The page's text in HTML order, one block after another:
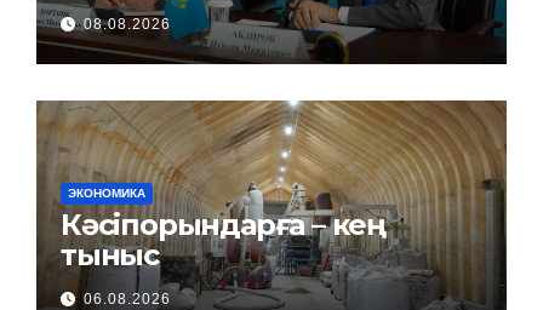
08.08.2026
ЭКОНОМИКА
Кәсіпорындарға – кең
тыныс
06.08.2026